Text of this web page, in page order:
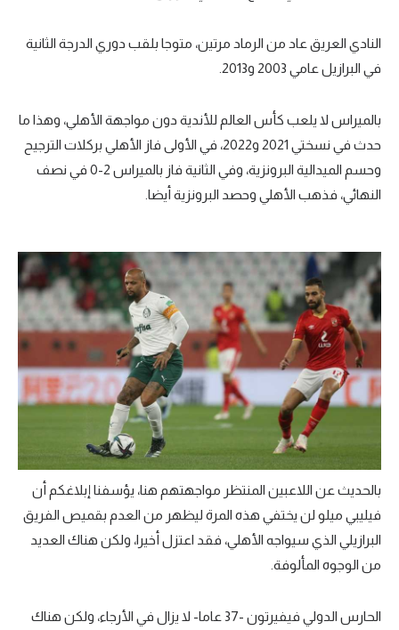
النادي العريق عاد من الرماد مرتين، متوجا بلقب دوري الدرجة الثانية
في البرازيل عامي 2003 و2013.
بالميراس لا يلعب كأس العالم للأندية دون مواجهة الأهلي، وهذا ما
حدث في نسختي 2021 و2022، في الأولى فاز الأهلي بركلات الترجيح
وحسم الميدالية البرونزية، وفي الثانية فاز بالميراس 2-0 في نصف
النهائي، فذهب الأهلي وحصد البرونزية أيضا.
بالحديث عن اللاعبين المنتظر مواجهتهم هنا، يؤسفنا إبلاغكم أن
فيليبي ميلو لن يختفي هذه المرة ليظهر من العدم بقميص الفريق
البرازيلي الذي سيواجه الأهلي، فقد اعتزل أخيرا، ولكن هناك العديد
من الوجوه المألوفة.
الحارس الدولي فيفيرتون -37 عاما- لا يزال في الأرجاء، ولكن هناك